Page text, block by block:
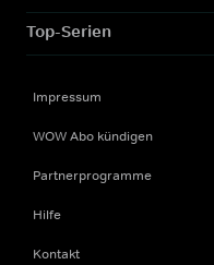
Top-Serien
Impressum
WOW Abo kündigen
Partnerprogramme
Hilfe
Kontakt